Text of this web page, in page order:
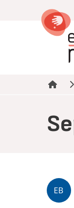
Ruta de